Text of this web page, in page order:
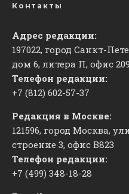
Контакты
Адрес редакции:
197022, город Санкт-
дом 6, литера П, офис 209
Телефон редакции:
+7 (812) 602-57-37
Редакция в Москве:
121596, город Москва,
строение 3, офис ​В823
Телефон редакции:
+7 (499) 348-18-28